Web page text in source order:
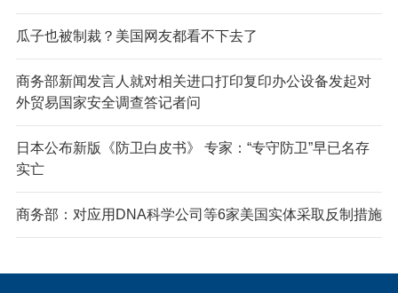
瓜子也被制裁？美国网友都看不下去了
商务部新闻发言人就对相关进口打印复印办公设备发起对
外贸易国家安全调查答记者问
日本公布新版《防卫白皮书》 专家：“专守防卫”早已名存
实亡
商务部：对应用DNA科学公司等6家美国实体采取反制措施